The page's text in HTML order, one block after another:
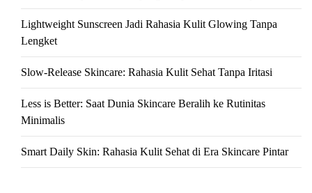
Lightweight Sunscreen Jadi Rahasia Kulit Glowing Tanpa
Lengket
Slow-Release Skincare: Rahasia Kulit Sehat Tanpa Iritasi
Less is Better: Saat Dunia Skincare Beralih ke Rutinitas
Minimalis
Smart Daily Skin: Rahasia Kulit Sehat di Era Skincare Pintar